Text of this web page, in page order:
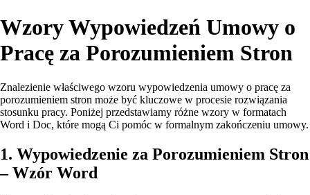
Wzory Wypowiedzeń Umowy o
Pracę za Porozumieniem Stron
Znalezienie właściwego wzoru wypowiedzenia umowy o pracę za
porozumieniem stron może być kluczowe w procesie rozwiązania
stosunku pracy. Poniżej przedstawiamy różne wzory w formatach
Word i Doc, które mogą Ci pomóc w formalnym zakończeniu umowy.
1. Wypowiedzenie za Porozumieniem Stron
– Wzór Word